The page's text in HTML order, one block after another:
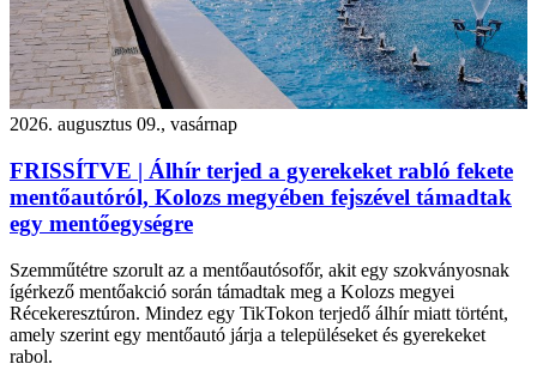
2026. augusztus 09., vasárnap
FRISSÍTVE | Álhír terjed a gyerekeket rabló fekete
mentőautóról, Kolozs megyében fejszével támadtak
egy mentőegységre
Szemműtétre szorult az a mentőautósofőr, akit egy szokványosnak
ígérkező mentőakció során támadtak meg a Kolozs megyei
Récekeresztúron. Mindez egy TikTokon terjedő álhír miatt történt,
amely szerint egy mentőautó járja a településeket és gyerekeket
rabol.